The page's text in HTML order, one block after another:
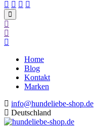
Home
Blog
Kontakt
Marken
info@hundeliebe-shop.de
Deutschland